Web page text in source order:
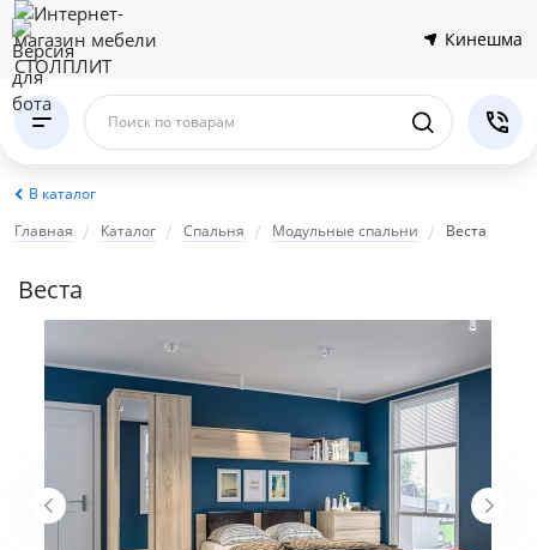
Кинешма
Поиск по товарам
В каталог
Главная
Каталог Спальня Модульные cпальни Веста
Веста